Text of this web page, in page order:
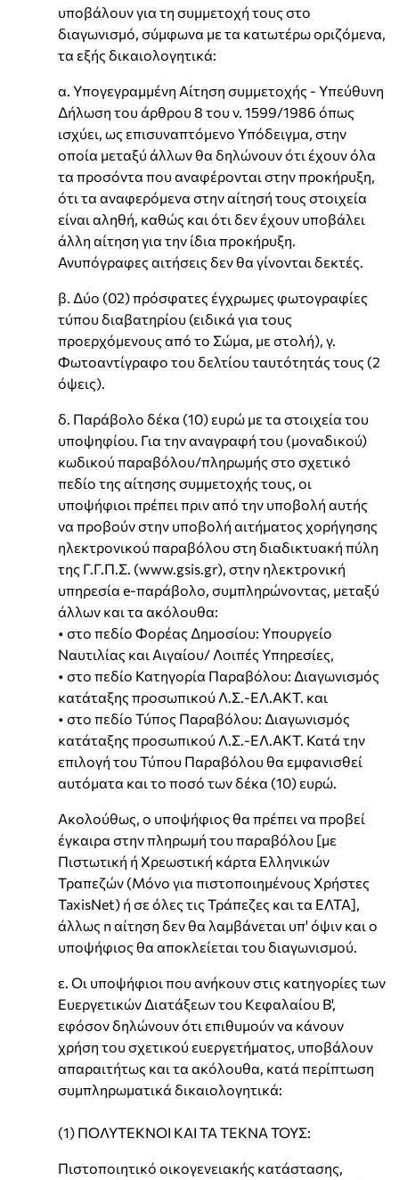
υποβάλουν για τη συμμετοχή τους στο
διαγωνισμό, σύμφωνα με τα κατωτέρω οριζόμενα,
τα εξής δικαιολογητικά:
α. Υπογεγραμμένη Αίτηση συμμετοχής - Υπεύθυνη
Δήλωση του άρθρου 8 του ν. 1599/1986 όπως
ισχύει, ως επισυναπτόμενο Υπόδειγμα, στην
οποία μεταξύ άλλων θα δηλώνουν ότι έχουν όλα
τα προσόντα που αναφέρονται στην προκήρυξη,
ότι τα αναφερόμενα στην αίτησή τους στοιχεία
είναι αληθή, καθώς και ότι δεν έχουν υποβάλει
άλλη αίτηση για την ίδια προκήρυξη.
Ανυπόγραφες αιτήσεις δεν θα γίνονται δεκτές.
β. Δύο (02) πρόσφατες έγχρωμες φωτογραφίες
τύπου διαβατηρίου (ειδικά για τους
προερχόμενους από το Σώμα, με στολή), γ.
Φωτοαντίγραφο του δελτίου ταυτότητάς τους (2
όψεις).
δ. Παράβολο δέκα (10) ευρώ με τα στοιχεία του
υποψηφίου. Για την αναγραφή του (μοναδικού)
κωδικού παραβόλου/πληρωμής στο σχετικό
πεδίο της αίτησης συμμετοχής τους, οι
υποψήφιοι πρέπει πριν από την υποβολή αυτής
να προβούν στην υποβολή αιτήματος χορήγησης
ηλεκτρονικού παραβόλου στη διαδικτυακή πύλη
της Γ.Γ.Π.Σ. (www.gsis.gr), στην ηλεκτρονική
υπηρεσία e-παράβολο, συμπληρώνοντας, μεταξύ
άλλων και τα ακόλουθα:
• στο πεδίο Φορέας Δημοσίου: Υπουργείο
Ναυτιλίας και Αιγαίου/ Λοιπές Υπηρεσίες,
• στο πεδίο Κατηγορία Παραβόλου: Διαγωνισμός
κατάταξης προσωπικού Λ.Σ.-ΕΛ.ΑΚΤ. και
• στο πεδίο Τύπος Παραβόλου: Διαγωνισμός
κατάταξης προσωπικού Λ.Σ.-ΕΛ.ΑΚΤ. Κατά την
επιλογή του Τύπου Παραβόλου θα εμφανισθεί
αυτόματα και το ποσό των δέκα (10) ευρώ.
Ακολούθως, ο υποψήφιος θα πρέπει να προβεί
έγκαιρα στην πληρωμή του παραβόλου [με
Πιστωτική ή Χρεωστική κάρτα Ελληνικών
Τραπεζών (Μόνο για πιστοποιημένους Χρήστες
TaxisNet) ή σε όλες τις Τράπεζες και τα ΕΛΤΑ],
άλλως n αίτηση δεν θα λαμβάνεται υπ' όψιν και ο
υποψήφιος θα αποκλείεται του διαγωνισμού.
ε. Οι υποψήφιοι που ανήκουν στις κατηγορίες των
Ευεργετικών Διατάξεων του Κεφαλαίου Β',
εφόσον δηλώνουν ότι επιθυμούν να κάνουν
χρήση του σχετικού ευεργετήματος, υποβάλουν
απαραιτήτως και τα ακόλουθα, κατά περίπτωση
συμπληρωματικά δικαιολογητικά:
(1) ΠΟΛΥΤΕΚΝΟΙ ΚΑΙ ΤΑ ΤΕΚΝΑ ΤΟΥΣ:
Πιστοποιητικό οικογενειακής κατάστασης,